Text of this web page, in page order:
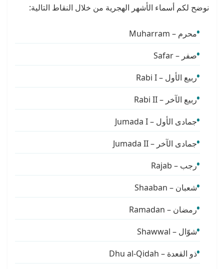
نوضح لكم أسماء الأشهر الهجرية من خلال النقاط التالية:
محرم – Muharram
صفر – Safar
ربيع الأول – Rabi I
ربيع الآخر – Rabi II
جمادى الأول – Jumada I
جمادى الآخر – Jumada II
رجب – Rajab
شعبان – Shaaban
رمضان – Ramadan
شوّال – Shawwal
ذو القعدة – Dhu al-Qidah